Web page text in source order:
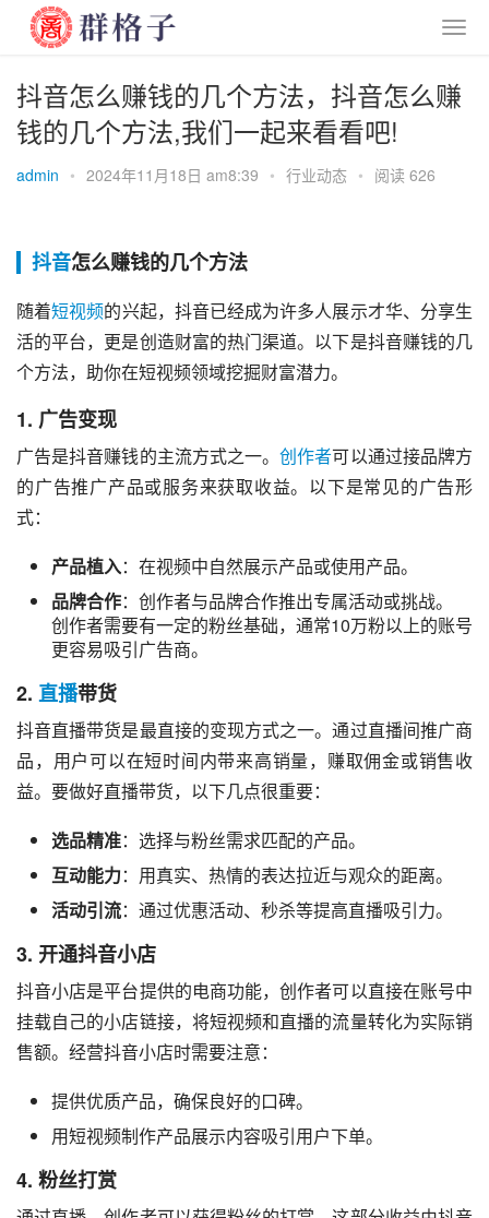
抖音怎么赚钱的几个方法，抖音怎么赚
钱的几个方法,我们一起来看看吧!
admin • 2024年11月18日 am8:39 • 行业动态 • 阅读 626
抖音怎么赚钱的几个方法
随着短视频的兴起，抖音已经成为许多人展示才华、分享生
活的平台，更是创造财富的热门渠道。以下是抖音赚钱的几
个方法，助你在短视频领域挖掘财富潜力。
1. 广告变现
广告是抖音赚钱的主流方式之一。创作者可以通过接品牌方
的广告推广产品或服务来获取收益。以下是常见的广告形
式：
产品植入：在视频中自然展示产品或使用产品。
品牌合作：创作者与品牌合作推出专属活动或挑战。
创作者需要有一定的粉丝基础，通常10万粉以上的账号
更容易吸引广告商。
2. 直播带货
抖音直播带货是最直接的变现方式之一。通过直播间推广商
品，用户可以在短时间内带来高销量，赚取佣金或销售收
益。要做好直播带货，以下几点很重要：
选品精准：选择与粉丝需求匹配的产品。
互动能力：用真实、热情的表达拉近与观众的距离。
活动引流：通过优惠活动、秒杀等提高直播吸引力。
3. 开通抖音小店
抖音小店是平台提供的电商功能，创作者可以直接在账号中
挂载自己的小店链接，将短视频和直播的流量转化为实际销
售额。经营抖音小店时需要注意：
提供优质产品，确保良好的口碑。
用短视频制作产品展示内容吸引用户下单。
4. 粉丝打赏